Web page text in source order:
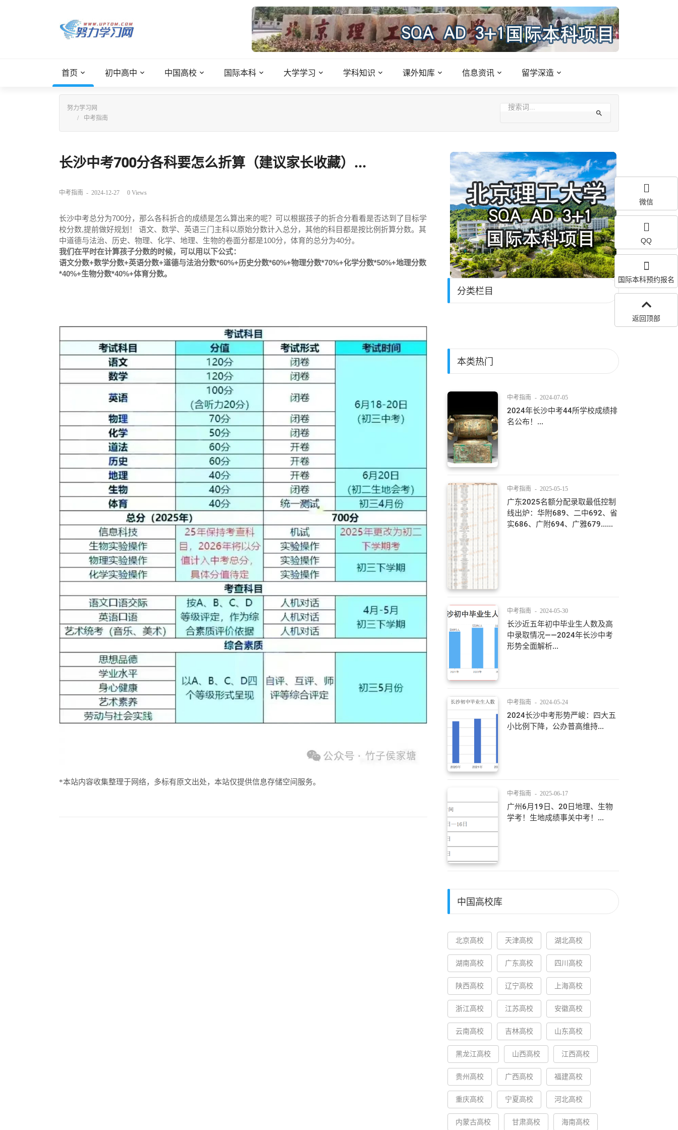
首页 初中高中 中国高校 国际本科 大学学习 学科知识 课外知库 信息资讯 留学深造
努力学习网
中考指南
长沙中考700分各科要怎么折算（建议家长收藏）...
中考指南 - 2024-12-27 0 Views
长沙中考总分为700分，那么各科折合的成绩是怎么算出来的呢？可以根据孩子的折合分看看是否达到了目标学
校分数,提前做好规划！ 语文、数学、英语三门主科以原始分数计入总分，其他的科目都是按比例折算分数。其
中道德与法治、历史、物理、化学、地理、生物的卷面分都是100分，体育的总分为40分。
我们在平时在计算孩子分数的时候，可以用以下公式：
语文分数+数学分数+英语分数+道德与法治分数*60%+历史分数*60%+物理分数*70%+化学分数*50%+地理分数
*40%+生物分数*40%+体育分数。
*本站内容收集整理于网络，多标有原文出处，本站仅提供信息存储空间服务。
分类栏目
本类热门
中考指南 - 2024-07-05
2024年长沙中考44所学校成绩排
名公布！...
中考指南 - 2025-05-15
广东2025名额分配录取最低控制
线出炉：华附689、二中692、省
实686、广附694、广雅679......
中考指南 - 2024-05-30
长沙近五年初中毕业生人数及高
中录取情况——2024年长沙中考
形势全面解析...
中考指南 - 2024-05-24
2024长沙中考形势严峻：四大五
小比例下降，公办普高维持...
中考指南 - 2025-06-17
广州6月19日、20日地理、生物
学考！生地成绩事关中考！...
中国高校库
北京高校 天津高校 湖北高校
湖南高校 广东高校 四川高校
陕西高校 辽宁高校 上海高校
浙江高校 江苏高校 安徽高校
云南高校 吉林高校 山东高校
黑龙江高校 山西高校 江西高校
贵州高校 广西高校 福建高校
重庆高校 宁夏高校 河北高校
内蒙古高校 甘肃高校 海南高校
微信
QQ
国际本科预约报名
返回顶部